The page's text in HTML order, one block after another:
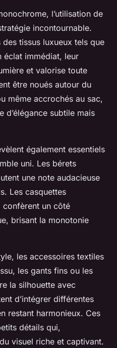
l’utilisation de
incontournable.
tissus luxueux tels que
éclat immédiat, leur
et valorise toute
être noués autour du
même accrochés au sac,
d’élégance subtile mais
également essentiels
uni. Les bérets
une note audacieuse
Les casquettes
confèrent un côté
brisant la monotonie
les accessoires textiles
les gants fins ou les
la silhouette avec
d’intégrer différentes
restant harmonieux. Ces
détails qui,
visuel riche et captivant.